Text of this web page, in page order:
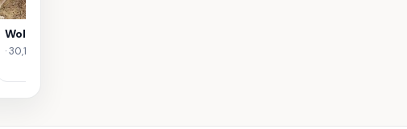
WolfDog Paradise
· 30,1 km